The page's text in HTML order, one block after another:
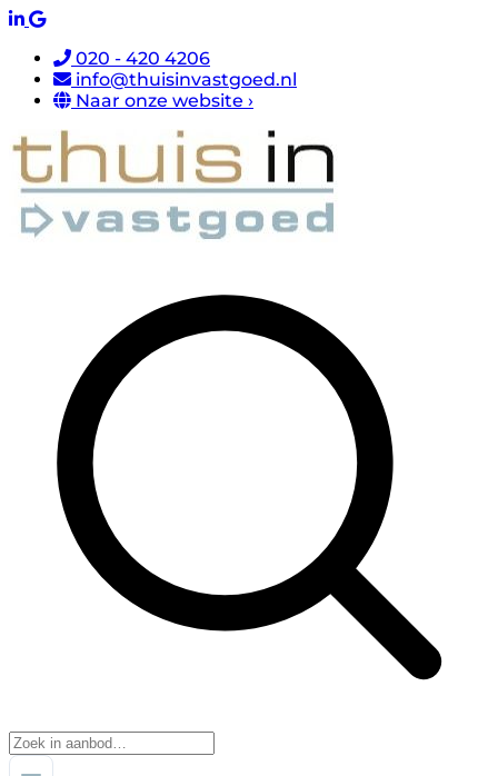
020 - 420 4206
info@thuisinvastgoed.nl
Naar onze website ›